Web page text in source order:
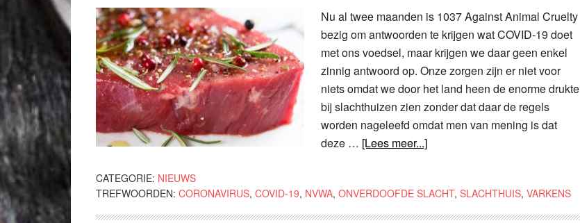
Nu al twee maanden is 1037 Against Animal Cruelty
bezig om antwoorden te krijgen wat COVID-19 doet
met ons voedsel, maar krijgen we daar geen enkel
zinnig antwoord op. Onze zorgen zijn er niet voor
niets omdat we door het land heen de enorme drukte
bij slachthuizen zien zonder dat daar de regels
worden nageleefd omdat men van mening is dat
deze … [Lees meer...]
CATEGORIE: NIEUWS
TREFWOORDEN: CORONAVIRUS, COVID-19, NVWA, ONVERDOOFDE SLACHT, SLACHTHUIS, VARKENS